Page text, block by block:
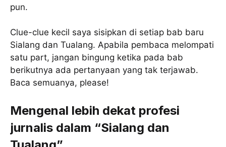
pun.
Clue-clue kecil saya sisipkan di setiap bab baru
Sialang dan Tualang. Apabila pembaca melompati
satu part, jangan bingung ketika pada bab
berikutnya ada pertanyaan yang tak terjawab.
Baca semuanya, please!
Mengenal lebih dekat profesi
jurnalis dalam “Sialang dan